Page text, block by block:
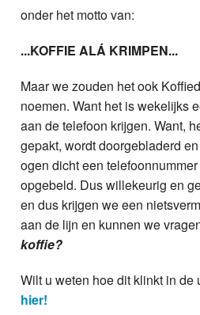
onder het motto van:
...KOFFIE ALÁ KRIMPEN...
Maar we zouden het ook
noemen. Want het is wekelijks
aan de telefoon krijgen. Want,
gepakt, wordt doorgebladerd
ogen dicht een
opgebeld. Dus willekeurig en
en dus krijgen we een
aan de lijn en kunnen we
koffie?
Wilt u weten hoe dit klinkt in de
hier!